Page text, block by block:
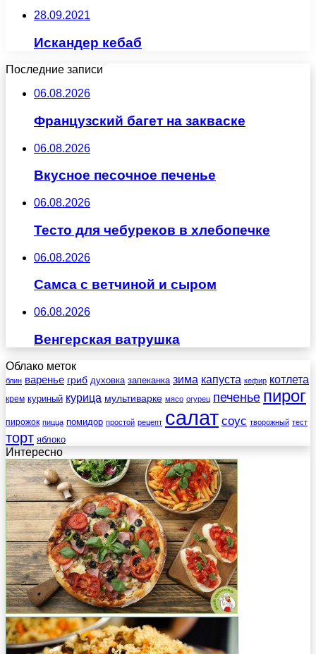
28.09.2021
Искандер кебаб
Последние записи
06.08.2026
Французский багет на закваске
06.08.2026
Вкусное песочное печенье
06.08.2026
Тесто для чебуреков в хлебопечке
06.08.2026
Самса с ветчиной и сыром
06.08.2026
Венгерская ватрушка
Облако меток
блин варенье гриб духовка запеканка зима капуста кефир котлета
крем куриный курица мультиварке мясо огурец печенье пирог
пирожок пицца помидор простой рецепт салат соус творожный тест
торт яблоко
Интересно